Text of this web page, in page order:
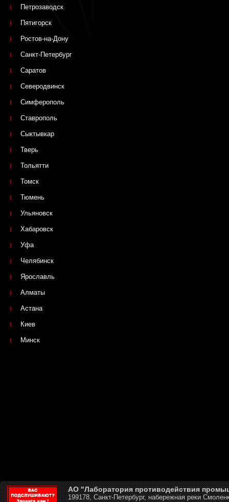
Петрозаводск
Пятигорск
Ростов-на-Дону
Санкт-Петербург
Саратов
Северодвинск
Симферополь
Ставрополь
Сыктывкар
Тверь
Тольятти
Томск
Тюмень
Ульяновск
Хабаровск
Уфа
Челябинск
Ярославль
Алматы
Астана
Киев
Минск
АО "Лаборатория противодействия
199178, Санкт-Петербург, набережная реки